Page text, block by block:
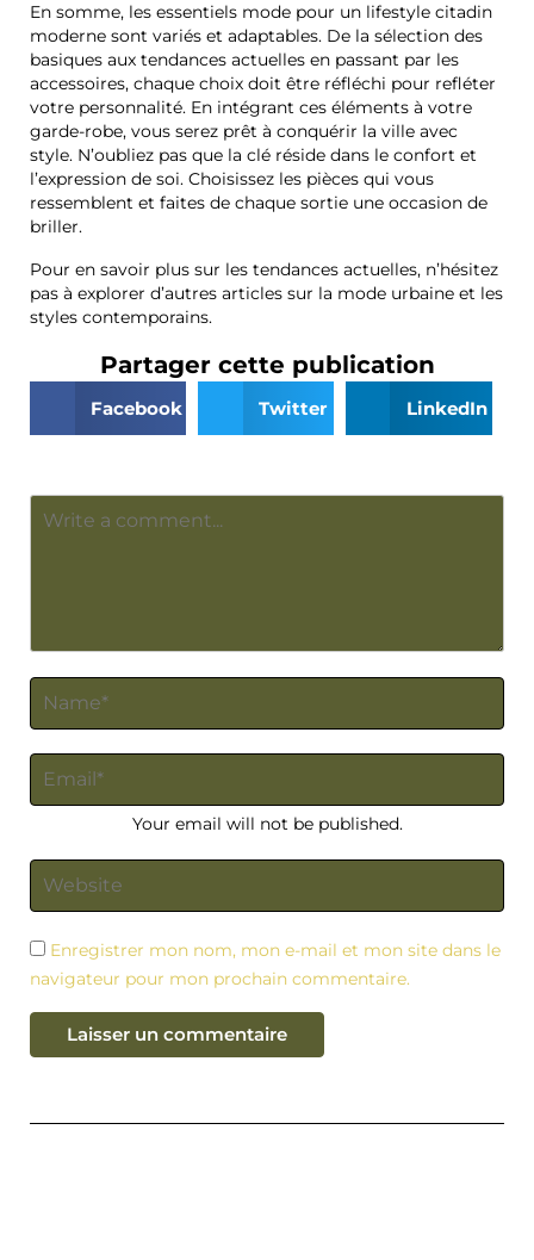
En somme, les essentiels mode pour un lifestyle citadin
moderne sont variés et adaptables. De la sélection des
basiques aux tendances actuelles en passant par les
accessoires, chaque choix doit être réfléchi pour refléter
votre personnalité. En intégrant ces éléments à votre
garde-robe, vous serez prêt à conquérir la ville avec
style. N’oubliez pas que la clé réside dans le confort et
l’expression de soi. Choisissez les pièces qui vous
ressemblent et faites de chaque sortie une occasion de
briller.
Pour en savoir plus sur les tendances actuelles, n’hésitez
pas à explorer d’autres articles sur la mode urbaine et les
styles contemporains.
Partager cette publication
Facebook Twitter LinkedIn
Your email will not be published.
Enregistrer mon nom, mon e-mail et mon site dans le
navigateur pour mon prochain commentaire.